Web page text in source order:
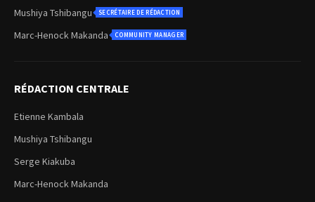
Mushiya Tshibangu SECRÉTAIRE DE RÉDACTION
Marc-Henock Makanda COMMUNITY MANAGER
RÉDACTION CENTRALE
Etienne Kambala
Mushiya Tshibangu
Serge Kiakuba
Marc-Henock Makanda